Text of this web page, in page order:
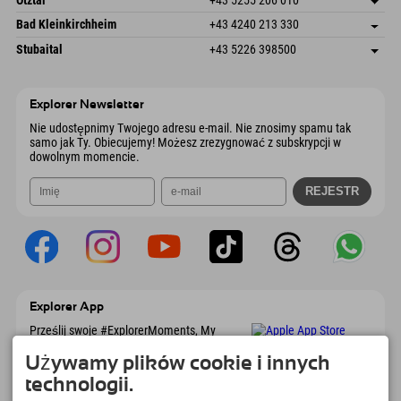
Austria
Książka
Gscheat 14
Austria
Zapisz adres
Książka
Bad Kleinkirchheim +43 4240 213 330
Dorfstraße 24
Zapisz adres
Stubaital +43 5226 398500
Explorer Newsletter
Nie udostępnimy Twojego adresu e-mail. Nie znosimy spamu tak
samo jak Ty. Obiecujemy! Możesz zrezygnować z subskrypcji w
dowolnym momencie.
Explorer App
Prześlij swoje #ExplorerMoments, My
marzeń, przeglądem restauracji i wieloma
innymi. Pobierz teraz!
Używamy plików cookie i innych
technologii.